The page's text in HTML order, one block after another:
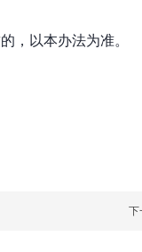
，以本办法为准。
下